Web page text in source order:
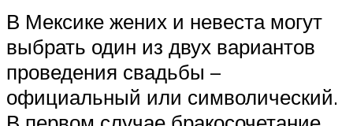
В Мексике жених и невеста могут
выбрать один из двух вариантов
проведения свадьбы –
официальный или символический.